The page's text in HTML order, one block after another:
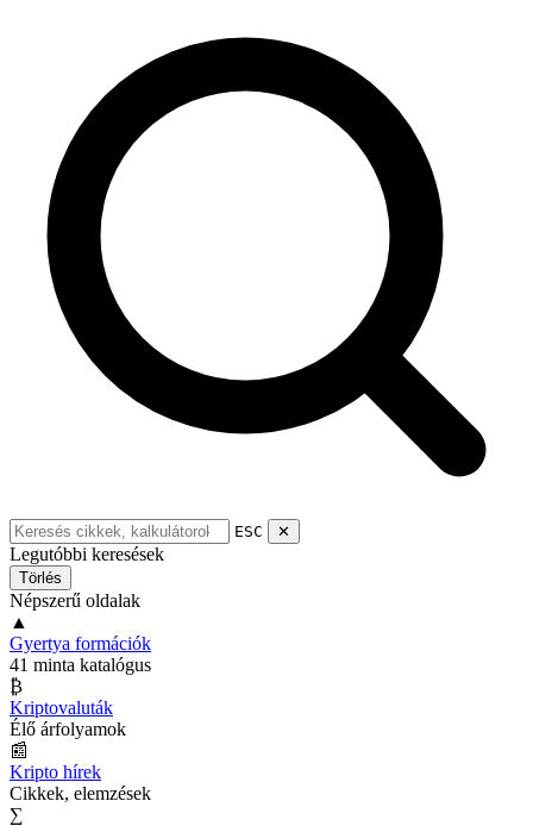
ESC ✕
Legutóbbi keresések
Törlés
Népszerű oldalak
▲
Gyertya formációk
41 minta katalógus
₿
Kriptovaluták
Élő árfolyamok
📰
Kripto hírek
Cikkek, elemzések
∑